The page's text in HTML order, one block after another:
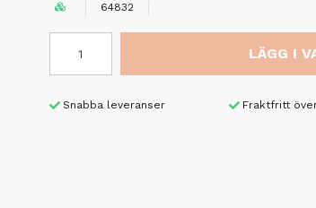
64832
LÄGG I
Snabba leveranser Fraktfritt